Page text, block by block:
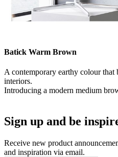
Batick Warm Brown
A contemporary earthy colour that
interiors.
Introducing a modern medium
Sign up and be
Receive new product
and inspiration via email.